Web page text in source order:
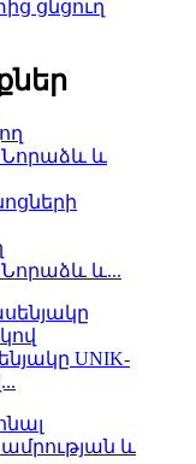
ցնցուղ
և...
UNIK-